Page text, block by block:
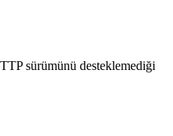
sürümünü desteklemediği